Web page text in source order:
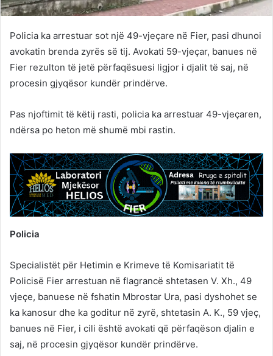
Policia ka arrestuar sot një 49-vjeçare në Fier, pasi dhunoi
avokatin brenda zyrës së tij. Avokati 59-vjeçar, banues në
Fier rezulton të jetë përfaqësuesi ligjor i djalit të saj, në
procesin gjyqësor kundër prindërve.
Pas njoftimit të këtij rasti, policia ka arrestuar 49-vjeçaren,
ndërsa po heton më shumë mbi rastin.
Policia
Specialistët për Hetimin e Krimeve të Komisariatit të
Policisë Fier arrestuan në flagrancë shtetasen V. Xh., 49
vjeçe, banuese në fshatin Mbrostar Ura, pasi dyshohet se
ka kanosur dhe ka goditur në zyrë, shtetasin A. K., 59 vjeç,
banues në Fier, i cili është avokati që përfaqëson djalin e
saj, në procesin gjyqësor kundër prindërve.